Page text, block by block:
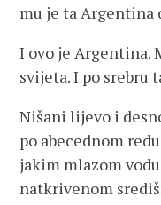
mu je ta Argentina
I ovo je Argentina.
svijeta. I po srebru
Nišani lijevo i
po abecednom
jakim mlazom
natkrivenom